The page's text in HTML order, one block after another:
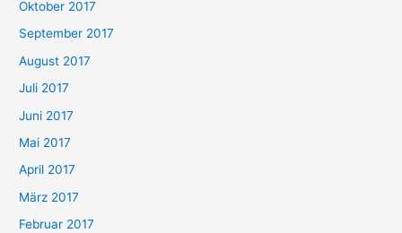
Oktober 2017
September 2017
August 2017
Juli 2017
Juni 2017
Mai 2017
April 2017
März 2017
Februar 2017